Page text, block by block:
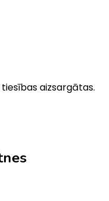
tiesības aizsargātas.